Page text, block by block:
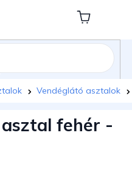
Kosár
Vendéglátó asztalok
fehér -